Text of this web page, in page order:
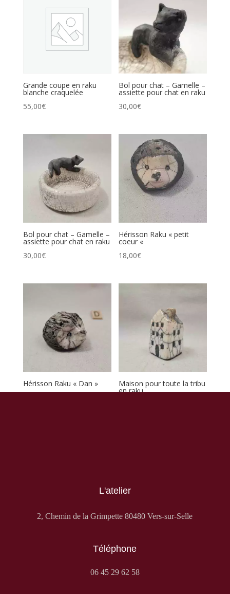
Grande coupe en raku
blanche craquelée
55,00€
Bol pour chat – Gamelle –
assiette pour chat en raku
30,00€
Bol pour chat – Gamelle –
assiette pour chat en raku
30,00€
Hérisson Raku « petit
coeur «
18,00€
Hérisson Raku « Dan »
Maison pour toute la tribu
en raku
L'atelier
2, Chemin de la Grimpette 80480 Vers-sur-Selle
Téléphone
06 45 29 62 58